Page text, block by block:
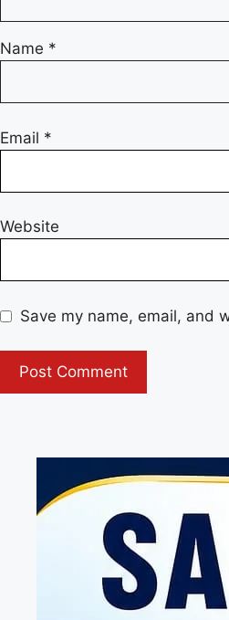
Name *
Email *
Website
Save my name, email, and